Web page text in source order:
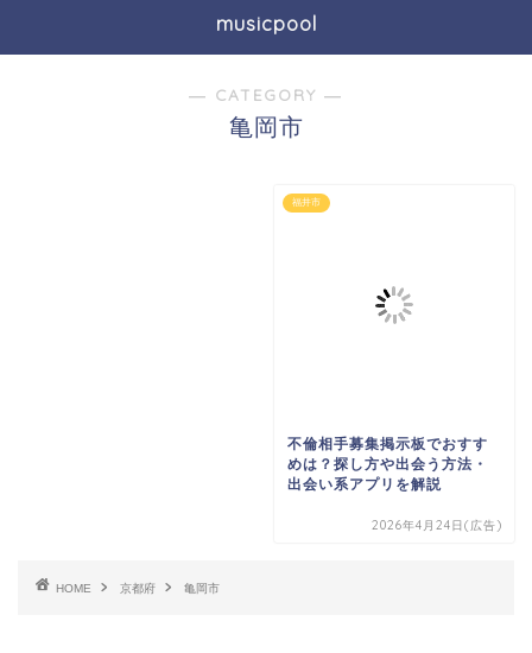
musicpool
― CATEGORY ―
亀岡市
福井市
不倫相手募集掲示板でおすす
めは？探し方や出会う方法・
出会い系アプリを解説
2026年4月24日(広告)
HOME 京都府 亀岡市